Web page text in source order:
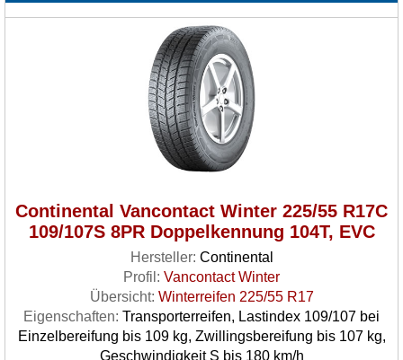
Continental Vancontact Winter 225/55 R17C
109/107S 8PR Doppelkennung 104T, EVC
Hersteller: Continental
Profil: Vancontact Winter
Übersicht: Winterreifen 225/55 R17
Eigenschaften: Transporterreifen, Lastindex 109/107 bei
Einzelbereifung bis 109 kg, Zwillingsbereifung bis 107 kg,
Geschwindigkeit S bis 180 km/h